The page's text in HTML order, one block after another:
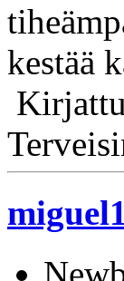
kestää
Kirjattu